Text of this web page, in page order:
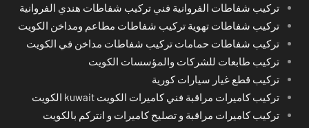
تركيب شفاطات الفروانية فني تركيب شفاطات هندي الفروانية
تركيب شفاطات تهوية تركيب شفاطات مطاعم ومداخن الكويت
تركيب شفاطات حمامات تركيب شفاطات مداخن في الكويت
تركيب طابعات للشركات والمؤسسات الكويت
تركيب قطع غيار سيارات كورية
تركيب كاميرات مراقبة فني كاميرات الكويت kuwait الكويت
تركيب كاميرات مراقبة و تصليح كاميرات و انتركم بالكويت